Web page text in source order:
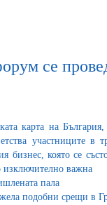
се
карта на
участниците в
бизнес, която се
важна
пала
подобни срещи в